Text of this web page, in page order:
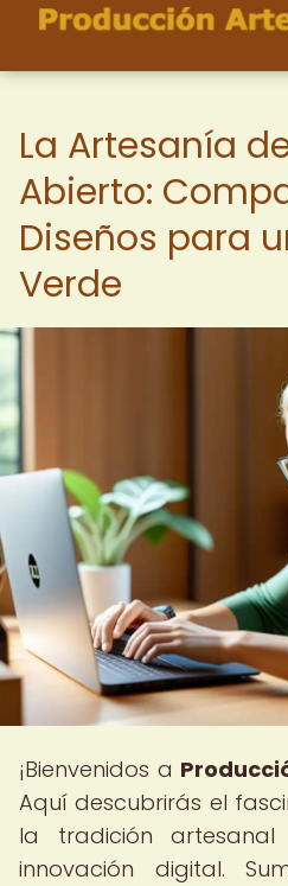
La Artesanía
Abierto:
Diseños para
Verde
¡Bienvenidos a
Aquí descubrirás el
la tradición
innovación digital.